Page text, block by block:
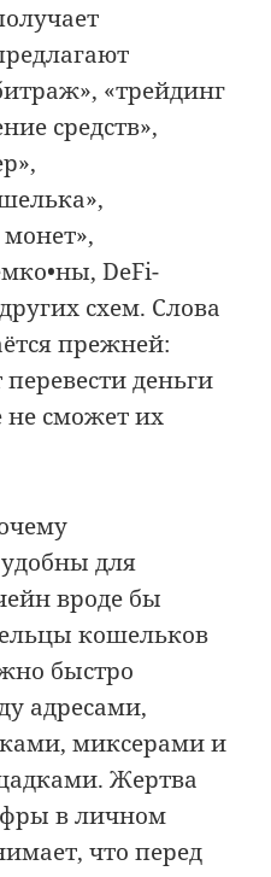
«трейдинг
средств»,
DeFi-
схем. Слова
прежней:
деньги
не сможет их
для
вроде бы
кошельков
быстро
адресами,
миксерами и
Жертва
в личном
что перед